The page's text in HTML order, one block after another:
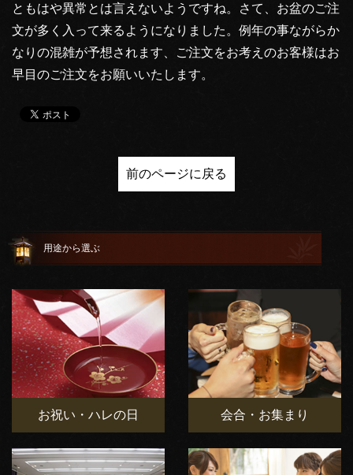
ともはや異常とは言えないようですね。さて、お盆のご注
文が多く入って来るようになりました。例年の事ながらか
なりの混雑が予想されます、ご注文をお考えのお客様はお
早目のご注文をお願いいたします。
前のページに戻る
用途から選ぶ
お祝い・ハレの日 会合・お集まり